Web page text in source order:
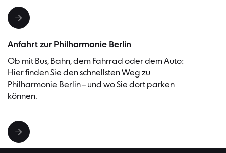
Anfahrt zur Philharmonie Berlin
Ob mit Bus, Bahn, dem Fahrrad oder dem Auto:
Hier finden Sie den schnellsten Weg zu
Philharmonie Berlin – und wo Sie dort parken
können.